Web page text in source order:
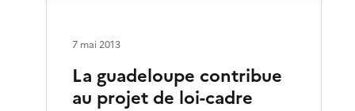
La guadeloupe contribue
au projet de loi-cadre
7 mai 2013